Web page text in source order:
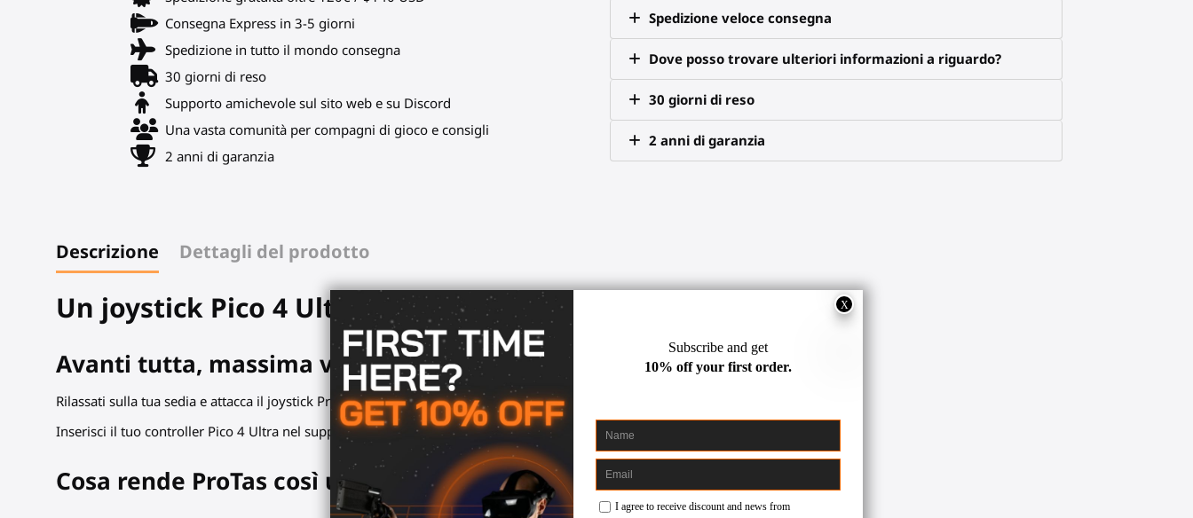
Consegna Express in 3-5 giorni
Spedizione in tutto il mondo consegna
30 giorni di reso
Supporto amichevole sul sito web e su Discord
Una vasta comunità per compagni di gioco e consigli
2 anni di garanzia
Spedizione veloce consegna
Dove posso trovare ulteriori informazioni a riguardo?
30 giorni di reso
2 anni di garanzia
Descrizione Dettagli del prodotto
Un joystick Pico 4 Ultra per pilotare con maggiore precisione.
Avanti tutta, massima velocità.
Rilassati sulla tua sedia e attacca il joystick ProTas alla tua sedia o scrivania.
Inserisci il tuo controller Pico 4 Ultra nel supporto e aggancialo al magnete del joystick. Ora puoi manovrare con fluidità.
Cosa rende ProTas così utile nel tuo cockpit?